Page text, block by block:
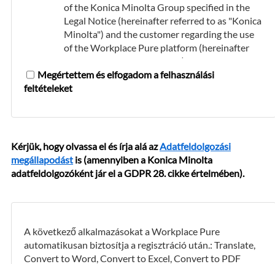
of the Konica Minolta Group specified in the
Legal Notice (hereinafter referred to as "Konica
Minolta") and the customer regarding the use
of the Workplace Pure platform (hereinafter
referred to as the "platform") and the booking
and use of the cloud services offered on it.
Use of the Workplace Pure Platform
Konica Minolta provides the platform free of
customer must first register. The data that the
customer provides during the registration
Megértettem és elfogadom a felhasználási
feltételeket
Kérjük, hogy olvassa el és írja alá azAdatfeldolgozási
megállapodást is (amennyiben a Konica Minolta
adatfeldolgozóként jár el a GDPR 28. cikke értelmében).
A következő alkalmazásokat a Workplace Pure
automatikusan biztosítja a regisztráció után.: Translate,
Convert to Word, Convert to Excel, Convert to PDF